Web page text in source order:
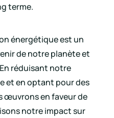
terme.
énergétique est un
de notre planète et
réduisant notre
et en optant pour des
œuvrons en faveur de
notre impact sur